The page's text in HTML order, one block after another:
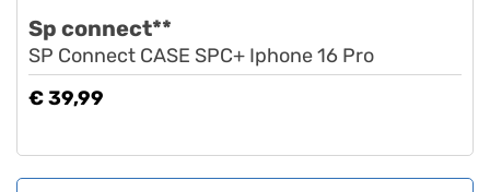
Sp connect**
SP Connect CASE SPC+ Iphone 16 Pro
€ 39,99